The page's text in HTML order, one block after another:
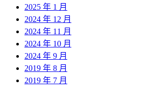
2025 年 1 月
2024 年 12 月
2024 年 11 月
2024 年 10 月
2024 年 9 月
2019 年 8 月
2019 年 7 月